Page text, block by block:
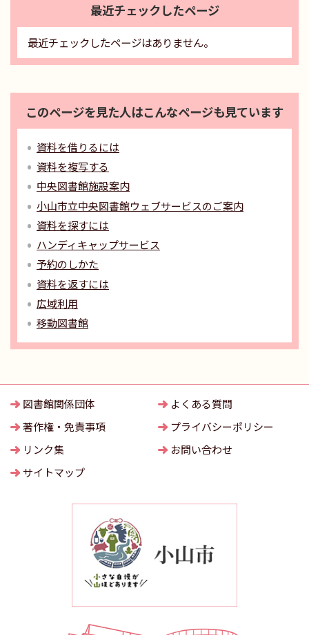
最近チェックしたページ
最近チェックしたページはありません。
このページを見た人はこんなページも見ています
資料を借りるには
資料を複写する
中央図書館施設案内
小山市立中央図書館ウェブサービスのご案内
資料を探すには
ハンディキャップサービス
予約のしかた
資料を返すには
広域利用
移動図書館
図書館関係団体
よくある質問
著作権・免責事項
プライバシーポリシー
リンク集
お問い合わせ
サイトマップ